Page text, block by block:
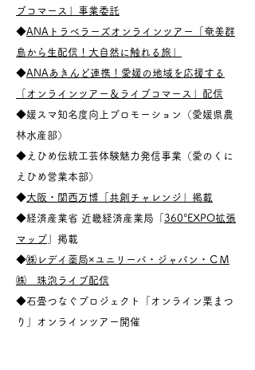
ブコマース」事業委託
◆ANAトラベラーズオンラインツアー「奄美群
島から生配信！大自然に触れる旅」
◆ANAあきんど連携！愛媛の地域を応援する
「オンラインツアー＆ライブコマース」配信
◆媛スマ知名度向上プロモーション（愛媛県農
林水産部）
◆えひめ伝統工芸体験魅力発信事業（愛のくに
えひめ営業本部）
◆大阪・関西万博「共創チャレンジ」掲載
◆経済産業省 近畿経済産業局「 360°EXPO拡張
マップ 」掲載
◆㈱レデイ薬局×ユニリーバ・ジャパン・ＣＭ
㈱ 珠泡ライブ配信
◆石畳つなぐプロジェクト「オンライン栗まつ
り」オンラインツアー開催